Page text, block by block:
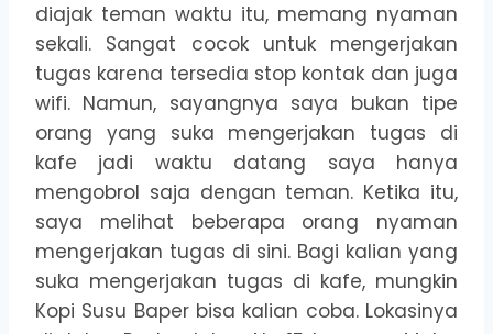
diajak teman waktu itu, memang nyaman
sekali. Sangat cocok untuk mengerjakan
tugas karena tersedia stop kontak dan juga
wifi. Namun, sayangnya saya bukan tipe
orang yang suka mengerjakan tugas di
kafe jadi waktu datang saya hanya
mengobrol saja dengan teman. Ketika itu,
saya melihat beberapa orang nyaman
mengerjakan tugas di sini. Bagi kalian yang
suka mengerjakan tugas di kafe, mungkin
Kopi Susu Baper bisa kalian coba. Lokasinya